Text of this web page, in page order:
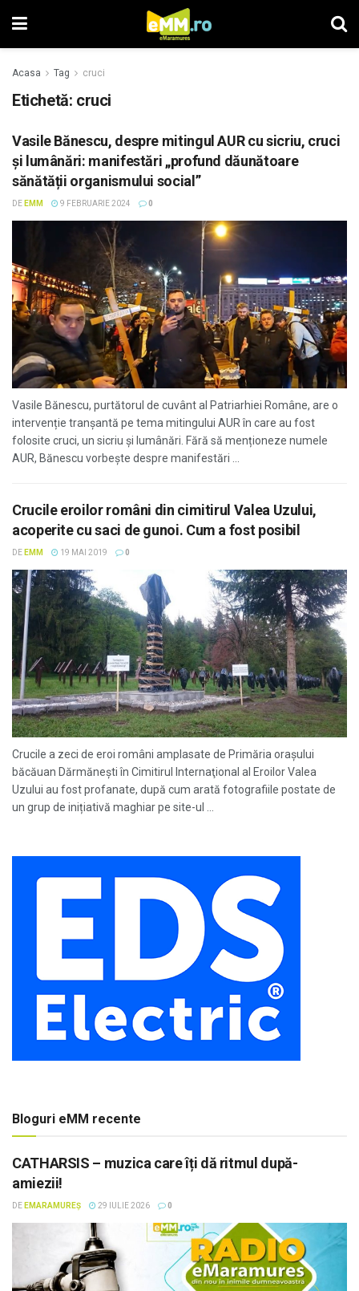
Acasa Tag cruci
Etichetă: cruci
Vasile Bănescu, despre mitingul AUR cu sicriu, cruci
și lumânări: manifestări „profund dăunătoare
sănătății organismului social”
DE EMM 9 FEBRUARIE 2024 0
Vasile Bănescu, purtătorul de cuvânt al Patriarhiei Române, are o
intervenție tranșantă pe tema mitingului AUR în care au fost
folosite cruci, un sicriu și lumânări. Fără să menționeze numele
AUR, Bănescu vorbește despre manifestări ...
Crucile eroilor români din cimitirul Valea Uzului,
acoperite cu saci de gunoi. Cum a fost posibil
DE EMM 19 MAI 2019 0
Crucile a zeci de eroi români amplasate de Primăria orașului
băcăuan Dărmănești în Cimitirul Internaţional al Eroilor Valea
Uzului au fost profanate, după cum arată fotografiile postate de
un grup de inițiativă maghiar pe site-ul ...
Bloguri eMM recente
CATHARSIS – muzica care îți dă ritmul după-
amiezii!
DE EMARAMUREȘ 29 IULIE 2026 0